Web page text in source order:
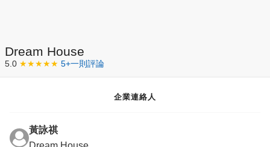
Dream House
5.0 ★★★★★ 5+一則評論
企業連絡人
黃詠祺